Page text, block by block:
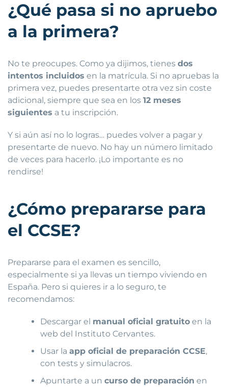
¿Qué pasa si no apruebo
a la primera?
No te preocupes. Como ya dijimos, tienes dos
intentos incluidos en la matrícula. Si no apruebas la
primera vez, puedes presentarte otra vez sin coste
adicional, siempre que sea en los 12 meses
siguientes a tu inscripción.
Y si aún así no lo logras… puedes volver a pagar y
presentarte de nuevo. No hay un número limitado
de veces para hacerlo. ¡Lo importante es no
rendirse!
¿Cómo prepararse para
el CCSE?
Prepararse para el examen es sencillo,
especialmente si ya llevas un tiempo viviendo en
España. Pero si quieres ir a lo seguro, te
recomendamos:
Descargar el manual oficial gratuito en la
web del Instituto Cervantes.
Usar laapp oficial de preparación CCSE,
con tests y simulacros.
Apuntarte a uncurso de preparación en